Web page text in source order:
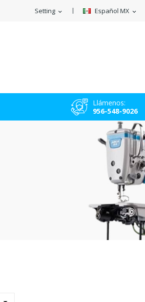
Español MX expand_more
Setting expand_more
Llámenos:
956-548-9026